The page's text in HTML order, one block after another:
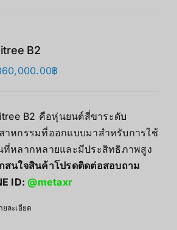
B2
฿
B2 คือหุ่นยนต์สี่ขาระดับ
าหกรรมที่ออกแบบมาสำหรับการใช้
ที่หลากหลายและมีประสิทธิภาพสูง
สนใจสินค้าโปรดติดต่อสอบถาม
ID:@metaxr
ยละเอียด